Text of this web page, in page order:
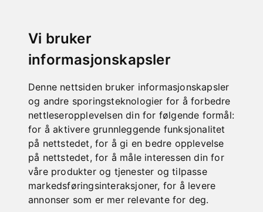
Vi bruker
informasjonskapsler
Denne nettsiden bruker informasjonskapsler
og andre sporingsteknologier for å forbedre
nettleseropplevelsen din for følgende formål:
for å aktivere grunnleggende funksjonalitet
på nettstedet,for å gi en bedre opplevelse
på nettstedet,for å måle interessen din for
våre produkter og tjenester og tilpasse
markedsføringsinteraksjoner, for å levere
annonser som er mer relevante for deg.